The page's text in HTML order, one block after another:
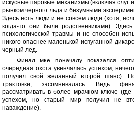
искусные паровые механизмы (включая слуг
рынком черного льда и безумными
Здесь есть люди и не совсем люди (хотя,
когда-то они были родственниками).
психологической травмы и не способен
никого опаснее маленькой испуганной
черный лед.
Финал мне поначалу показался
очередная охота увенчалась успехом,
получил свой желанный второй шанс).
трактовки, засомневалась. Ведь
рассматривать в более мрачном ключе (где
успехом, но старый мир получил не
наваждение).